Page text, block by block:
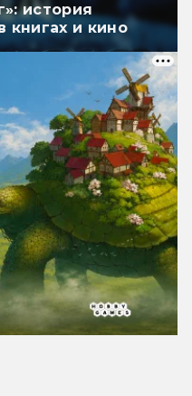
история
книгах и кино